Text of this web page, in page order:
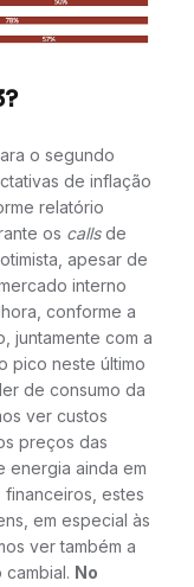
o segundo
de inflação
relatório
os callsde
apesar de
interno
conforme a
juntamente com a
pico neste último
de consumo da
ver custos
preços das
energia ainda em
financeiros, estes
em especial às
ver também a
No